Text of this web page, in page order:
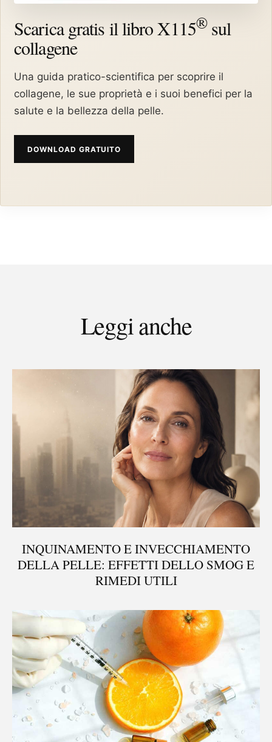
Scarica gratis il libro X115®sul
collagene
Una guida pratico-scientifica per scoprire il
collagene, le sue proprietà e i suoi benefici per la
salute e la bellezza della pelle.
DOWNLOAD GRATUITO
Leggi anche
INQUINAMENTO E INVECCHIAMENTO
DELLA PELLE: EFFETTI DELLO SMOG E
RIMEDI UTILI
X115®-
SCOPRI COME FUNZIONA